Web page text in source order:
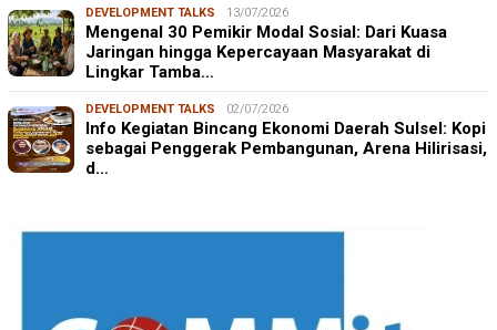
DEVELOPMENT TALKS 13/07/2026
Mengenal 30 Pemikir Modal Sosial: Dari Kuasa
Jaringan hingga Kepercayaan Masyarakat di
Lingkar Tamba…
DEVELOPMENT TALKS 02/07/2026
Info Kegiatan Bincang Ekonomi Daerah Sulsel: Kopi
sebagai Penggerak Pembangunan, Arena Hilirisasi,
d…